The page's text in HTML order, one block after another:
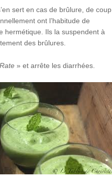
sert en cas de brûlure, de coup
ont l’habitude de
hermétique. Ils la suspendent à
des brûlures.
» et arrête les diarrhées.